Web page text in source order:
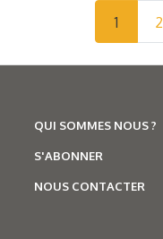
1 2
QUI SOMMES NOUS ?
S'ABONNER
NOUS CONTACTER